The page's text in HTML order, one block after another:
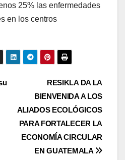
25% las enfermedades
en los centros
RESIKLA DA LA
BIENVENIDA A LOS
ALIADOS ECOLÓGICOS
PARA FORTALECER LA
ECONOMÍA CIRCULAR
EN GUATEMALA